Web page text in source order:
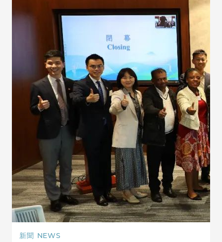
新聞 NEWS